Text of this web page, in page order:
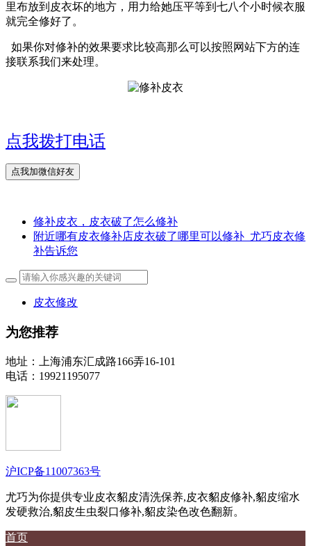
里布放到皮衣坏的地方，用力给她压平等到七八个小时候衣服
就完全修好了。
如果你对修补的效果要求比较高那么可以按照网站下方的连
接联系我们来处理。
点我拨打电话
修补皮衣，皮衣破了怎么修补
附近哪有皮衣修补店皮衣破了哪里可以修补_尤巧皮衣修
补告诉您
皮衣修改
为您推荐
地址：上海浦东汇成路166弄16-101
电话：19921195077
沪ICP备11007363号
尤巧为你提供专业皮衣貂皮清洗保养,皮衣貂皮修补,貂皮缩水
发硬救治,貂皮生虫裂口修补,貂皮染色改色翻新。
首页